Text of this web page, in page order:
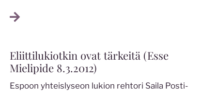
Eliittilukiotkin ovat tärkeitä (Esse
Mielipide 8.3.2012)
Espoon yhteislyseon lukion rehtori Saila Posti-